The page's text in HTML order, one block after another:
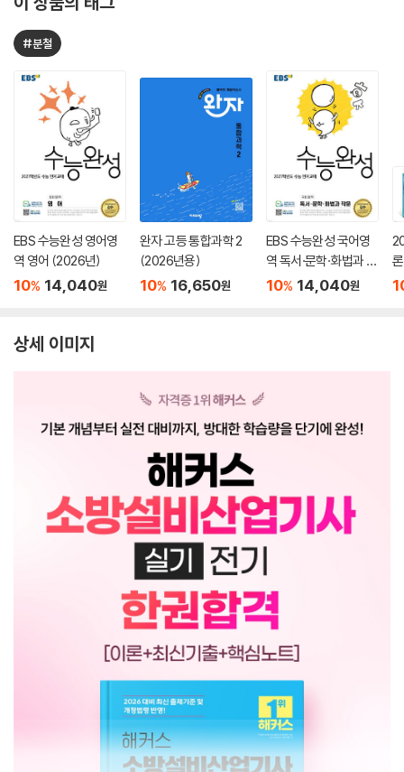
#분철
EBS 수능완성 영어영
역 영어 (2026년)
10% 14,040원
완자 고등 통합과학 2
(2026년용)
10% 16,650원
EBS 수능완성 국어영
역 독서·문학·화법과 작
문 (2026년)
10% 14,040원
(
상세 이미지